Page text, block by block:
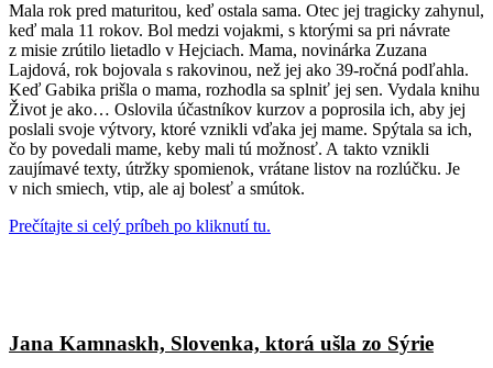
Mala rok pred maturitou, keď ostala sama. Otec jej tragicky zahynul,
keď mala 11 rokov. Bol medzi vojakmi, s ktorými sa pri návrate
z misie zrútilo lietadlo v Hejciach. Mama, novinárka Zuzana
Lajdová, rok bojovala s rakovinou, než jej ako 39-ročná podľahla.
Keď Gabika prišla o mama, rozhodla sa splniť jej sen. Vydala knihu
Život je ako… Oslovila účastníkov kurzov a poprosila ich, aby jej
poslali svoje výtvory, ktoré vznikli vďaka jej mame. Spýtala sa ich,
čo by povedali mame, keby mali tú možnosť. A takto vznikli
zaujímavé texty, útržky spomienok, vrátane listov na rozlúčku. Je
v nich smiech, vtip, ale aj bolesť a smútok.
Prečítajte si celý príbeh po kliknutí tu.
Jana Kamnaskh, Slovenka, ktorá ušla zo Sýrie